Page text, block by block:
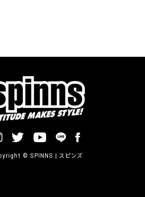
© SPINNS | スピンズ